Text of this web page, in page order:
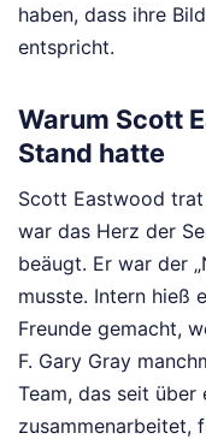
haben, dass ihre
entspricht.
Warum Scott
Stand hatte
Scott Eastwood
war das Herz der
beäugt. Er war der
musste. Intern hieß
Freunde gemacht,
F. Gary Gray
Team, das seit über
zusammenarbeitet,